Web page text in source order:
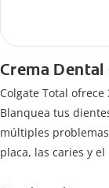
Crema
Colgate Total
Blanquea tus
múltiples
placa, las caries y